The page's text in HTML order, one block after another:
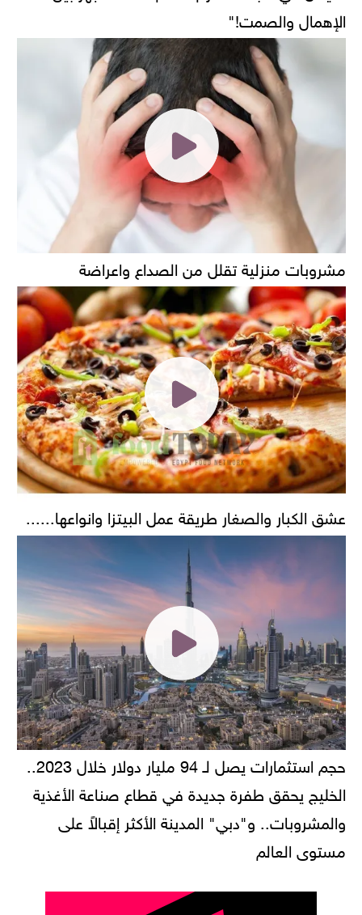
الإهمال والصمت!"
مشروبات منزلية تقلل من الصداع واعراضة
عشق الكبار والصغار طريقة عمل البيتزا وانواعها......
حجم استثمارات يصل لـ 94 مليار دولار خلال 2023..
الخليج يحقق طفرة جديدة في قطاع صناعة الأغذية
والمشروبات.. و"دبي" المدينة الأكثر إقبالاً على
مستوى العالم